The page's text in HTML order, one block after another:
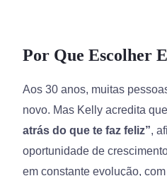
Por Que Escolher
Aos 30 anos, muitas
novo. Mas Kelly acredita
atrás do que te faz feliz”,
oportunidade de
em constante evolução,